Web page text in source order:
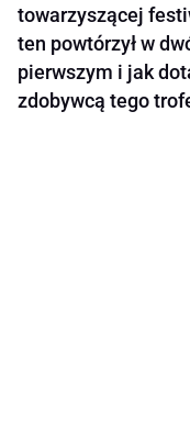
towarzyszącej
ten powtórzył w
pierwszym i jak
zdobywcą tego